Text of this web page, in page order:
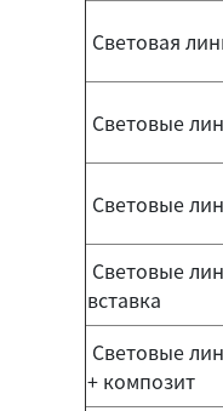
Световая
Световые
Световые
Световые
вставка
Световые
+ композит